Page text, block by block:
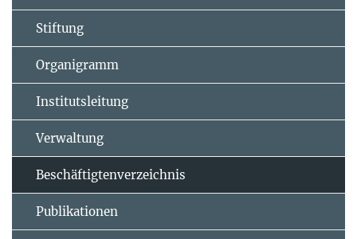
Stiftung
Organigramm
Institutsleitung
Verwaltung
Beschäftigtenverzeichnis
Publikationen